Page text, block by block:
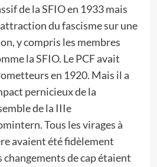
de la SFIO en 1933 mais
du fascisme sur une
y compris les membres
la SFIO. Le PCF avait
en 1920. Mais il a
pernicieux de la
de la IIIe
Tous les virages à
avaient été fidèlement
changements de cap étaient